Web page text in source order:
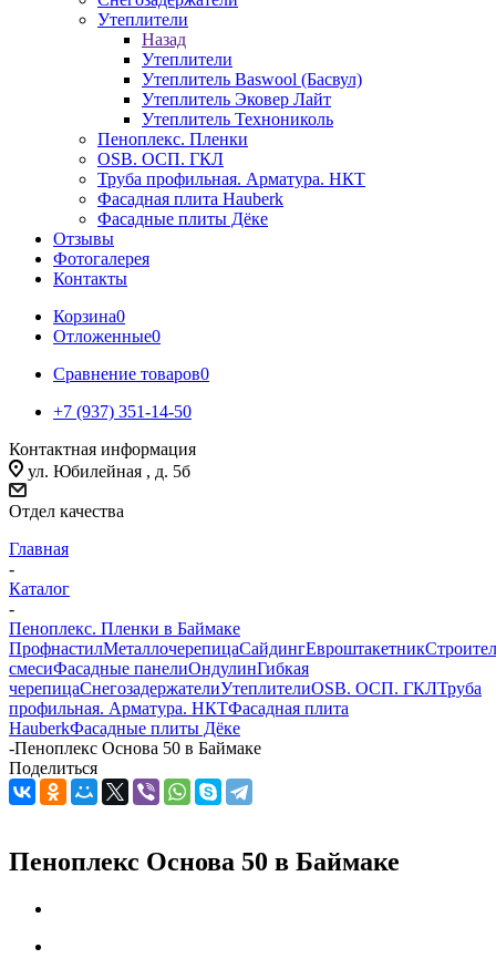
Утеплители
Назад
Утеплители
Утеплитель Baswool (Басвул)
Утеплитель Эковер Лайт
Утеплитель Технониколь
Пеноплекс. Пленки
OSB. ОСП. ГКЛ
Труба профильная. Арматура. НКТ
Фасадная плита Hauberk
Фасадные плиты Дёке
Отзывы
Фотогалерея
Контакты
Корзина0
Отложенные0
Сравнение товаров0
+7 (937) 351-14-50
Контактная информация
ул. Юбилейная , д. 5б
Отдел качества
Главная
-
Каталог
-
Пеноплекс. Пленки в Баймаке
ПрофнастилМеталлочерепицаСайдингЕвроштакетник
смесиФасадные панелиОндулинГибкая
черепицаСнегозадержателиУтеплителиOSB. ОСП. ГКЛТруба
профильная. Арматура. НКТФасадная плита
HauberkФасадные плиты Дёке
-Пеноплекс Основа 50 в Баймаке
Поделиться
Пеноплекс Основа 50 в Баймаке